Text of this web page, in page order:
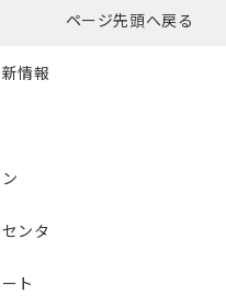
ページ先頭へ戻る
情報
ンタ
ト